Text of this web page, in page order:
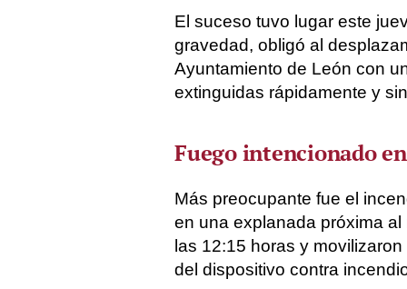
El suceso tuvo lugar este
gravedad, obligó al
Ayuntamiento de León con
extinguidas rápidamente y
Fuego intencionado
Más preocupante fue el
en una explanada próxima
las 12:15 horas y
del dispositivo contra